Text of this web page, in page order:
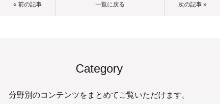
« 前の記事 一覧に戻る 次の記事 »
Category
分野別のコンテンツをまとめてご覧いただけます。